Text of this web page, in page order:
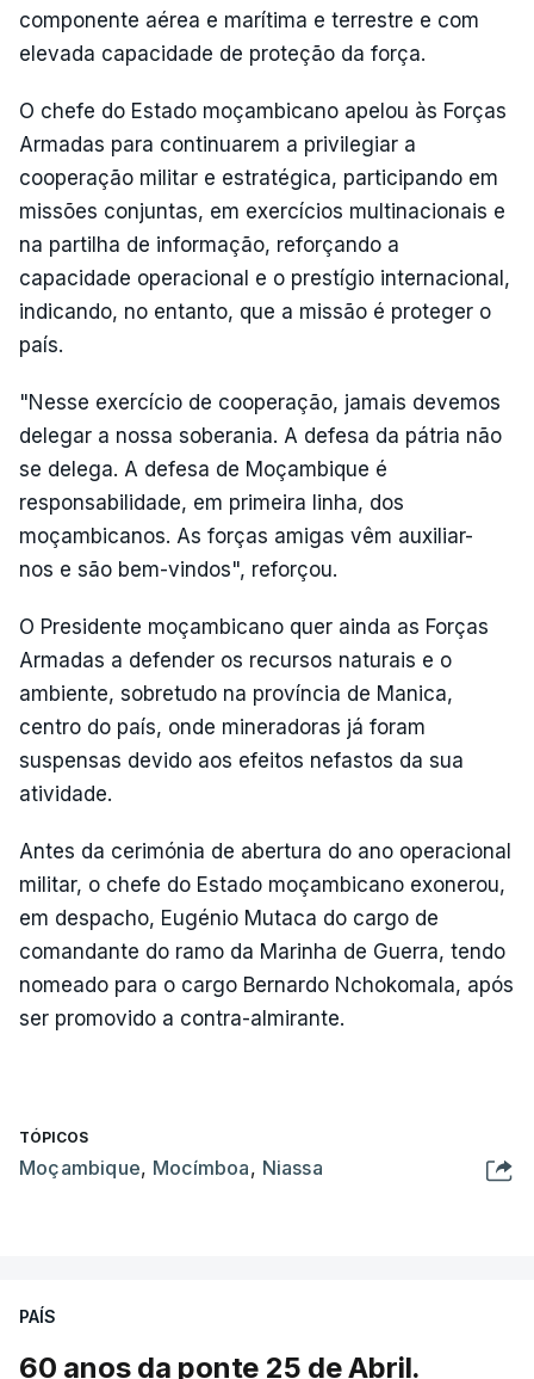
componente aérea e marítima e terrestre e com
elevada capacidade de proteção da força.
O chefe do Estado moçambicano apelou às Forças
Armadas para continuarem a privilegiar a
cooperação militar e estratégica, participando em
missões conjuntas, em exercícios multinacionais e
na partilha de informação, reforçando a
capacidade operacional e o prestígio internacional,
indicando, no entanto, que a missão é proteger o
país.
"Nesse exercício de cooperação, jamais devemos
delegar a nossa soberania. A defesa da pátria não
se delega. A defesa de Moçambique é
responsabilidade, em primeira linha, dos
moçambicanos. As forças amigas vêm auxiliar-
nos e são bem-vindos", reforçou.
O Presidente moçambicano quer ainda as Forças
Armadas a defender os recursos naturais e o
ambiente, sobretudo na província de Manica,
centro do país, onde mineradoras já foram
suspensas devido aos efeitos nefastos da sua
atividade.
Antes da cerimónia de abertura do ano operacional
militar, o chefe do Estado moçambicano exonerou,
em despacho, Eugénio Mutaca do cargo de
comandante do ramo da Marinha de Guerra, tendo
nomeado para o cargo Bernardo Nchokomala, após
ser promovido a contra-almirante.
TÓPICOS
Moçambique, Mocímboa, Niassa
PAÍS
60 anos da ponte 25 de Abril.